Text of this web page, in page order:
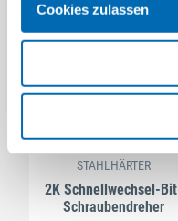
Cookies zulassen
STAHLHÄRTER
2K Schnellwechsel-
Schraubendreher